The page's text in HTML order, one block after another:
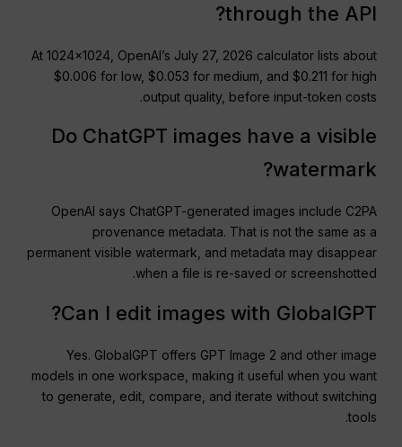
through the API?
At 1024×1024, OpenAI’s July 27, 2026 calculator lists about
$0.006 for low, $0.053 for medium, and $0.211 for high
output quality, before input-token costs.
Do ChatGPT images have a visible
watermark?
OpenAI says ChatGPT-generated images include C2PA
provenance metadata. That is not the same as a
permanent visible watermark, and metadata may disappear
when a file is re-saved or screenshotted.
Can I edit images with GlobalGPT?
Yes. GlobalGPT offers GPT Image 2 and other image
models in one workspace, making it useful when you want
to generate, edit, compare, and iterate without switching
tools.